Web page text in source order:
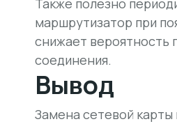
Также полезно
маршрутизатор при
снижает вероятность
соединения.
Вывод
Замена сетевой